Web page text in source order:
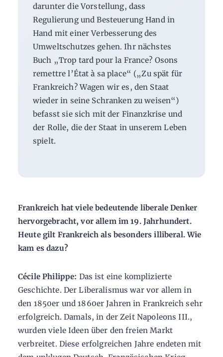
darunter die Vorstellung, dass
Regulierung und Besteuerung Hand in
Hand mit einer Verbesserung des
Umweltschutzes gehen. Ihr nächstes
Buch „Trop tard pour la France? Osons
remettre l’État à sa place“ („Zu spät für
Frankreich? Wagen wir es, den Staat
wieder in seine Schranken zu weisen“)
befasst sie sich mit der Finanzkrise und
der Rolle, die der Staat in unserem Leben
spielt.
Frankreich hat viele bedeutende liberale Denker
hervorgebracht, vor allem im 19. Jahrhundert.
Heute gilt Frankreich als besonders illiberal. Wie
kam es dazu?
Cécile Philippe: Das ist eine komplizierte
Geschichte. Der Liberalismus war vor allem in
den 1850er und 1860er Jahren in Frankreich sehr
erfolgreich. Damals, in der Zeit Napoleons III.,
wurden viele Ideen über den freien Markt
verbreitet. Diese erfolgreichen Jahre endeten mit